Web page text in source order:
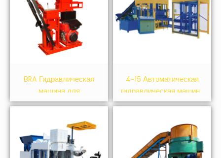
BRA Гидравлическая
машина для
производства глиняных
4-15 Автоматическая
гидравлическая машина
для производства блоков